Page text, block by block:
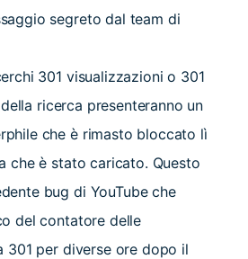
segreto dal team di
301 visualizzazioni o 301
ricerca presenteranno un
che è rimasto bloccato lì
che è stato caricato. Questo
bug di YouTube che
del contatore delle
301 per diverse ore dopo il